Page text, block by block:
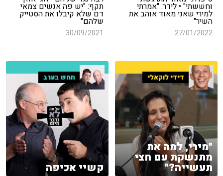
וחששתי" • לידר: "אמרתי
למירי שאני מאוד אוהב את
השיר"
27/01/2022
תקף: "יש פה אנשים צמאי
דם שלא קיבלו את הסטייק
שלהם"
30/09/2021
דידי לוקאלי
"מירי, למה את
מתנשקת עם חצי
תעשייה?"
חמש בערב
קשיי אכיפה